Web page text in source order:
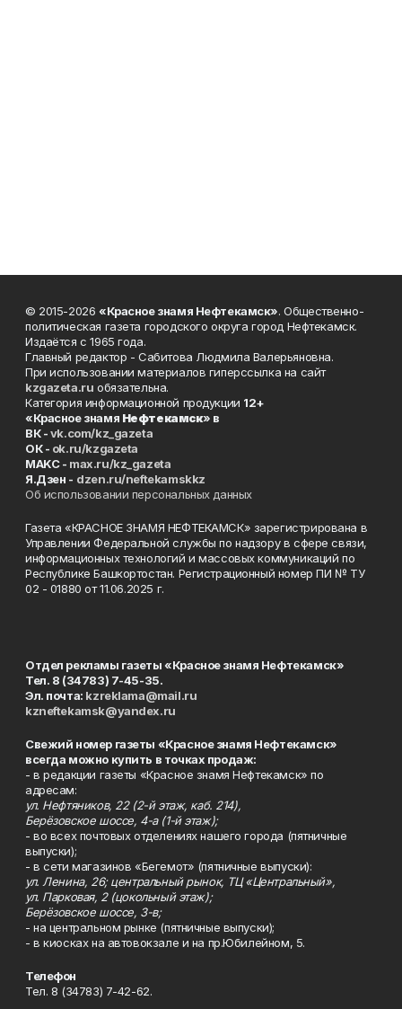
© 2015-2026 «Красное знамя Нефтекамск». Общественно-
политическая газета городского округа город Нефтекамск.
Издаётся с 1965 года.
Главный редактор - Сабитова Людмила Валерьяновна.
При использовании материалов гиперссылка на сайт
kzgazeta.ru обязательна.
Категория информационной продукции 12+
«Красное знамя Нефтекамск» в
ВК -vk.com/kz_gazeta
ОК - ok.ru/kzgazeta
MAKC - max.ru/kz_gazeta
Я.Дзен - dzen.ru/neftekamskkz
Об использовании персональных данных
Газета «КРАСНОЕ ЗНАМЯ НЕФТЕКАМСК» зарегистрирована в
Управлении Федеральной службы по надзору в сфере связи,
информационных технологий и массовых коммуникаций по
Республике Башкортостан. Регистрационный номер ПИ № ТУ
02 - 01880 от 11.06.2025 г.
Отдел рекламы газеты «Красное знамя Нефтекамск»
Тел. 8 (34783) 7-45-35.
Эл. почта: kzreklama@mail.ru
kzneftekamsk@yandex.ru
Свежий номер газеты «Красное знамя Нефтекамск»
всегда можно купить в точках продаж:
- в редакции газеты «Красное знамя Нефтекамск» по
адресам:
ул. Нефтяников, 22 (2-й этаж, каб. 214),
Берёзовское шоссе, 4-а (1-й этаж);
- во всех почтовых отделениях нашего города (пятничные
выпуски);
- в сети магазинов «Бегемот» (пятничные выпуски):
ул. Ленина, 26; центральный рынок, ТЦ «Центральный»,
ул. Парковая, 2 (цокольный этаж);
Берёзовское шоссе, 3-в;
- на центральном рынке (пятничные выпуски);
- в киосках на автовокзале и на пр.Юбилейном, 5.
Телефон
Тел. 8 (34783) 7-42-62.